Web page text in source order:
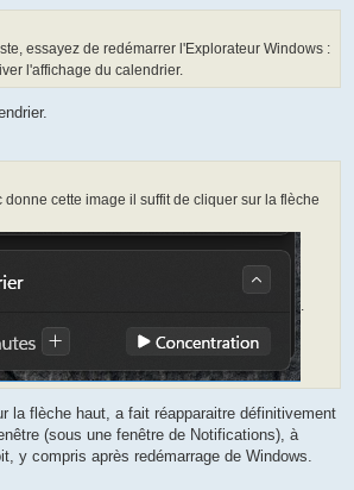
essayez de redémarrer l'Explorateur Windows :
l'affichage du calendrier.
donne cette image il suffit de cliquer sur la flèche
la flèche haut, a fait réapparaitre définitivement
(sous une fenêtre de Notifications), à
y compris après redémarrage de Windows.